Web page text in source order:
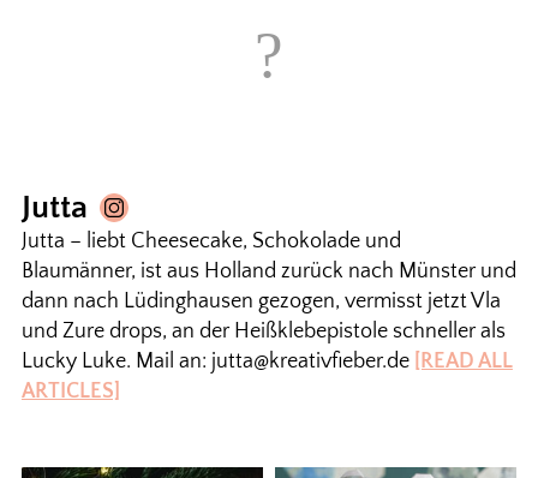
Jutta
Jutta – liebt Cheesecake, Schokolade und
Blaumänner, ist aus Holland zurück nach Münster und
dann nach Lüdinghausen gezogen, vermisst jetzt Vla
und Zure drops, an der Heißklebepistole schneller als
Lucky Luke. Mail an: jutta@kreativfieber.de [READ ALL
ARTICLES]